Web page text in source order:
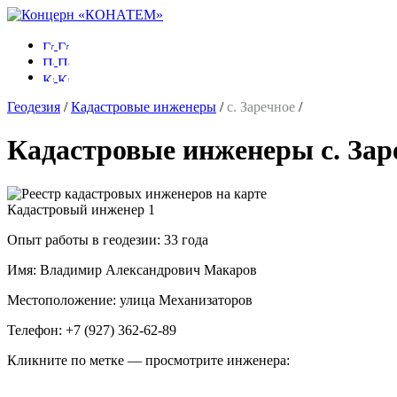
Геодезия /Кадастровые инженеры /с. Заречное /
Кадастровые инженеры с.
Кадастровый инженер 1
Опыт работы в геодезии: 33 года
Имя: Владимир Александрович Макаров
Местоположение: улица Механизаторов
Телефон: +7 (927) 362-62-89
Кликните по метке — просмотрите инженера: